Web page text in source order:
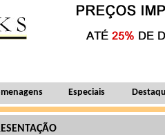
Especiais